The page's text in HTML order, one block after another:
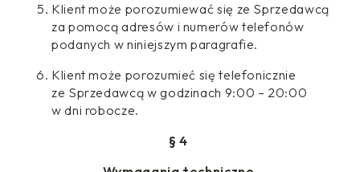
Klient może porozumiewać się ze Sprzedawcą
za pomocą adresów i numerów telefonów
podanych w niniejszym paragrafie.
Klient może porozumieć się telefonicznie
ze Sprzedawcą w godzinach 9:00 – 20:00
w dni robocze.
§ 4